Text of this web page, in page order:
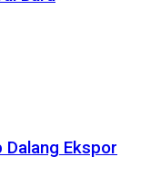
Dalang Ekspor